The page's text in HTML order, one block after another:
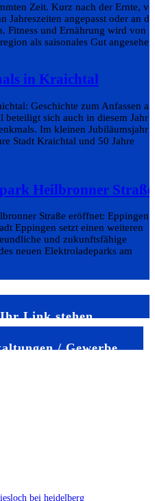
Zeit. Kurz nach der Ernte,
Jahreszeiten angepasst oder an
Fitness und Ernährung wird von
als saisonales Gut
in Kraichtal
Geschichte zum Anfassen
beteiligt sich auch in diesem Jahr
Im kleinen Jubiläumsjahr
Stadt Kraichtal und 50 Jahre
Heilbronner Straße
Straße eröffnet: Eppingen
Eppingen setzt einen weiteren
und zukunftsfähige
neuen Elektroladeparks am
Link stehen
/ Gewerbe